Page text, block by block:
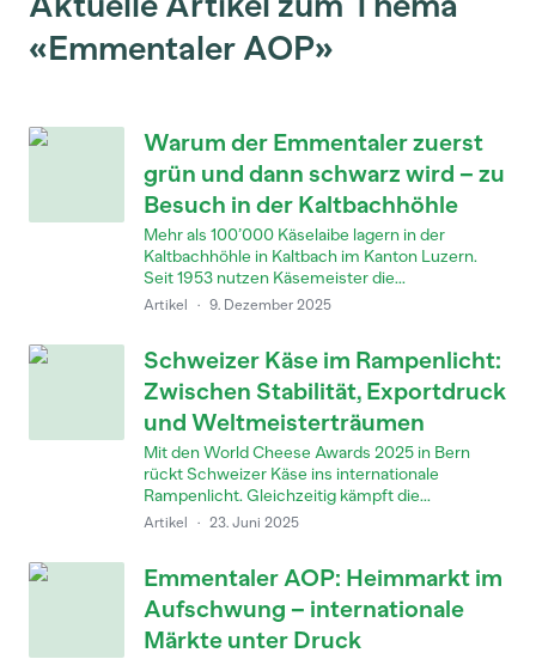
«Emmentaler AOP»
Warum der Emmentaler zuerst
grün und dann schwarz wird – zu
Besuch in der Kaltbachhöhle
Mehr als 100’000 Käselaibe lagern in der
Kaltbachhöhle in Kaltbach im Kanton Luzern.
Seit 1953 nutzen Käsemeister die...
Artikel · 9. Dezember 2025
Schweizer Käse im Rampenlicht:
Zwischen Stabilität, Exportdruck
und Weltmeisterträumen
Mit den World Cheese Awards 2025 in Bern
rückt Schweizer Käse ins internationale
Rampenlicht. Gleichzeitig kämpft die...
Artikel · 23. Juni 2025
Emmentaler AOP: Heimmarkt im
Aufschwung – internationale
Märkte unter Druck